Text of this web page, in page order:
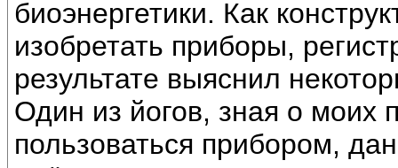
биоэнергетики. Как
изобретать приборы,
результате выяснил
Один из йогов, зная о моих
пользоваться прибором,